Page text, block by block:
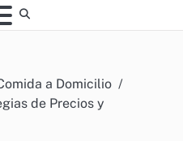
a Domicilio
de Precios y